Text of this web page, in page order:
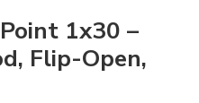
1x30 –
Flip-Open,